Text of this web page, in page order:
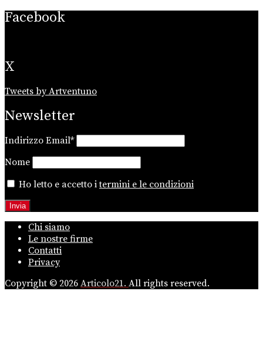
Facebook
X
Tweets by Artventuno
Newsletter
Indirizzo Email*
Nome
Ho letto e accetto itermini e le condizioni
Chi siamo
Le nostre firme
Contatti
Privacy
Copyright © 2026 Articolo21. All rights reserved.